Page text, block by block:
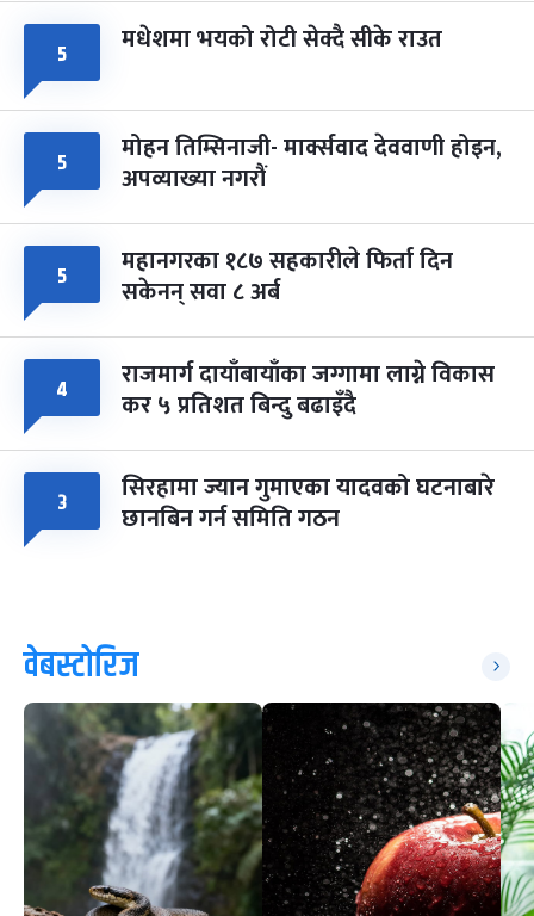
५ मधेशमा भयको रोटी सेक्दै सीके राउत
५ मोहन तिम्सिनाजी- मार्क्सवाद देववाणी होइन,
अपव्याख्या नगरौं
५ महानगरका १८७ सहकारीले फिर्ता दिन
सकेनन् सवा ८ अर्ब
४ राजमार्ग दायाँबायाँका जग्गामा लाग्ने विकास
कर ५ प्रतिशत बिन्दु बढाइँदै
३ सिरहामा ज्यान गुमाएका यादवको घटनाबारे
छानबिन गर्न समिति गठन
वेबस्टोरिज